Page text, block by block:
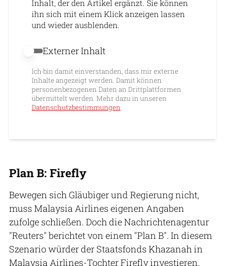
Inhalt, der den Artikel ergänzt. Sie können
ihn sich mit einem Klick anzeigen lassen
und wieder ausblenden.
Externer Inhalt erlauben
Externer Inhalt
Ich bin damit einverstanden, dass mir externe
Inhalte angezeigt werden. Damit können
personenbezogenen Daten an Drittplattformen
übermittelt werden. Mehr dazu in unseren
Datenschutzbestimmungen.
Plan B: Firefly
Bewegen sich Gläubiger und Regierung nicht,
muss Malaysia Airlines eigenen Angaben
zufolge schließen. Doch die Nachrichtenagentur
"Reuters" berichtet von einem "Plan B". In diesem
Szenario würder der Staatsfonds Khazanah in
Malaysia Airlines-Tochter Firefly investieren.